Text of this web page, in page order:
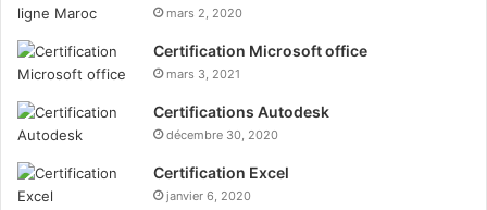
mars 2, 2020
Certification Microsoft office
mars 3, 2021
Certifications Autodesk
décembre 30, 2020
Certification Excel
janvier 6, 2020